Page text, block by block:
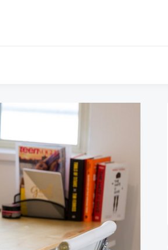
Search 美洽博客